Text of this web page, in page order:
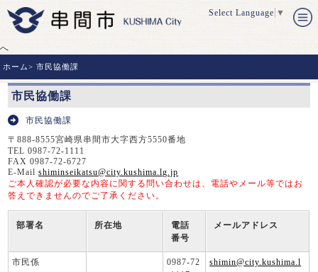
Select Language ▼
へ
ホーム> 市民協働課
市民協働課
市民協働課
〒888-8555宮崎県串間市大字西方5550番地
TEL 0987-72-1111
FAX 0987-72-6727
E-Mailshiminseikatsu@city.kushima.lg.jp
ご本人確認が必要な内容に関する問い合わせは、電話やメール等ではお
答えできませんのでご了承ください。
部署名 所在地
電話
番号
メールアドレス
市民係
0987-72
shimin@city.kushima.l